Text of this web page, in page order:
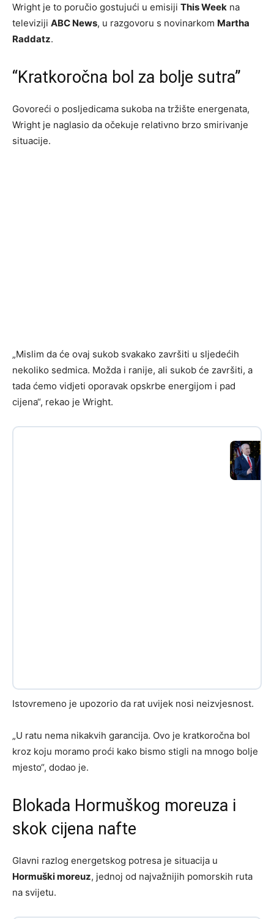
Wright je to poručio gostujući u emisiji This Week na
televiziji ABC News, u razgovoru s novinarkom Martha
Raddatz.
“Kratkoročna bol za bolje sutra”
Govoreći o posljedicama sukoba na tržište energenata,
Wright je naglasio da očekuje relativno brzo smirivanje
situacije.
„Mislim da će ovaj sukob svakako završiti u sljedećih
nekoliko sedmica. Možda i ranije, ali sukob će završiti, a
tada ćemo vidjeti oporavak opskrbe energijom i pad
cijena“, rekao je Wright.
Istovremeno je upozorio da rat uvijek nosi neizvjesnost.
„U ratu nema nikakvih garancija. Ovo je kratkoročna bol
kroz koju moramo proći kako bismo stigli na mnogo bolje
mjesto“, dodao je.
Blokada Hormuškog moreuza i
skok cijena nafte
Glavni razlog energetskog potresa je situacija u
Hormuški moreuz, jednoj od najvažnijih pomorskih ruta
na svijetu.